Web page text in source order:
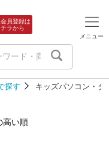
員登録は
ラから
メニュー
探す キッズパソコン・タ
高い順